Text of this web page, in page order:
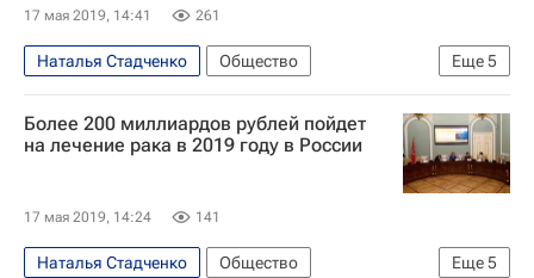
17 мая 2019, 14:41 261
Еще5
Наталья Стадченко
Общество
Ленинградская область
Здоровье - Общество
Россия
Более 200 миллиардов рублей пойдет
на лечение рака в 2019 году в России
17 мая 2019, 14:24 141
Еще5
Наталья Стадченко
Общество